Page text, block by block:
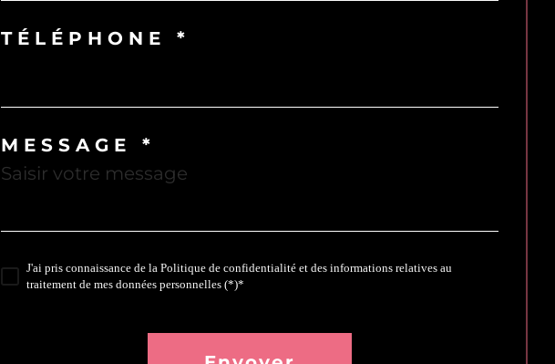
TÉLÉPHONE *
MESSAGE *
J'ai pris connaissance de la Politique de confidentialité et des informations relatives au
traitement de mes données personnelles (*)*